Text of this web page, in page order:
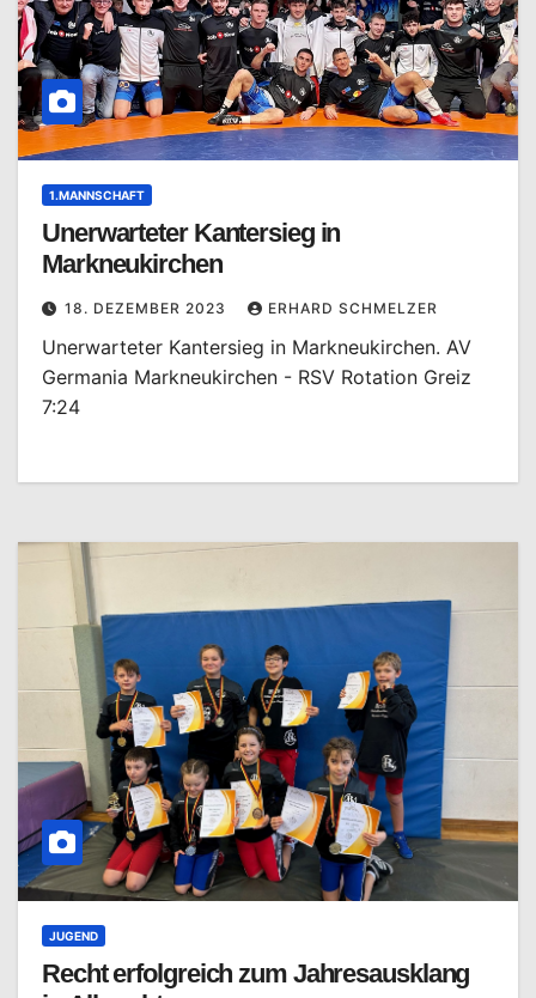
1.MANNSCHAFT
Unerwarteter Kantersieg in
Markneukirchen
18. DEZEMBER 2023 ERHARD SCHMELZER
Unerwarteter Kantersieg in Markneukirchen. AV
Germania Markneukirchen - RSV Rotation Greiz
7:24
JUGEND
Recht erfolgreich zum Jahresausklang